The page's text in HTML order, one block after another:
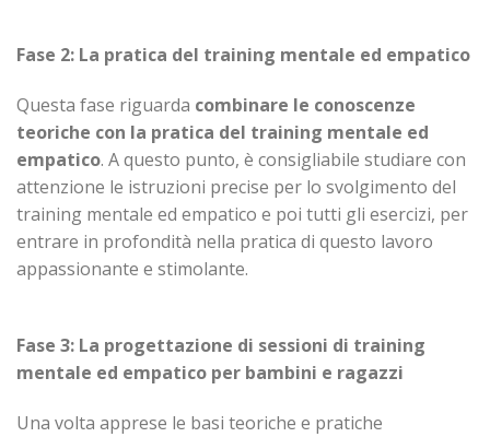
Fase 2: La pratica del training mentale ed empatico
Questa fase riguarda combinare le conoscenze
teoriche con la pratica del training mentale ed
empatico. A questo punto, è consigliabile studiare con
attenzione le istruzioni precise per lo svolgimento del
training mentale ed empatico e poi tutti gli esercizi, per
entrare in profondità nella pratica di questo lavoro
appassionante e stimolante.
Fase 3: La progettazione di sessioni di training
mentale ed empatico per bambini e ragazzi
Una volta apprese le basi teoriche e pratiche